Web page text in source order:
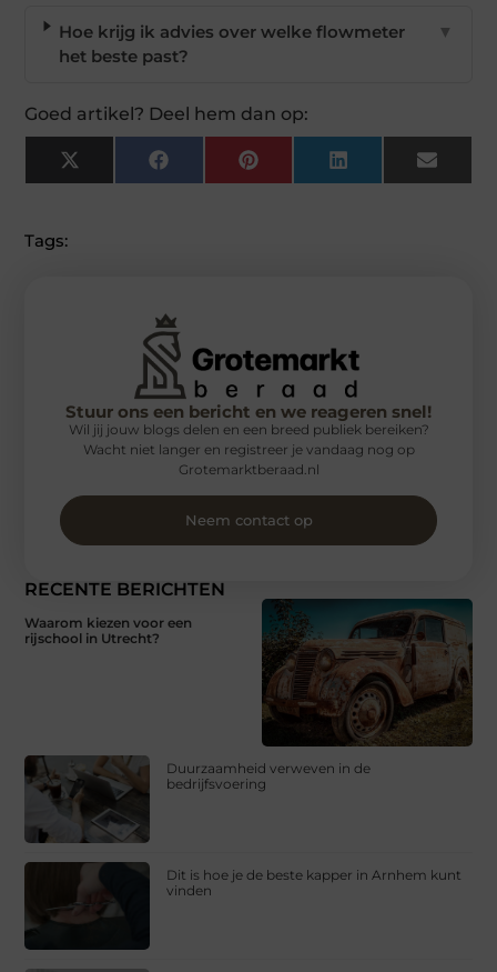
Hoe krijg ik advies over welke flowmeter
het beste past?
▼
Goed artikel? Deel hem dan op:
X
(Twitter)
FacebookPinterest LinkedIn Email
Tags:
RECENTE BERICHTEN
Waarom kiezen voor een
rijschool in Utrecht?
Duurzaamheid verweven in de
bedrijfsvoering
Dit is hoe je de beste kapper in Arnhem kunt
vinden
Stuur ons een bericht en we reageren snel!
Wil jij jouw blogs delen en een breed publiek bereiken?
Wacht niet langer en registreer je vandaag nog op
Grotemarktberaad.nl
Neem contact op